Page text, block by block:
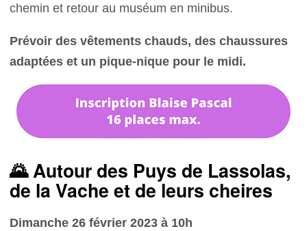
chemin et retour au muséum en minibus.
Prévoir des vêtements chauds, des chaussures
adaptées et un pique-nique pour le midi.
🌄 Autour des Puys de Lassolas,
de la Vache et de leurs cheires
Dimanche 26 février 2023 à 10h